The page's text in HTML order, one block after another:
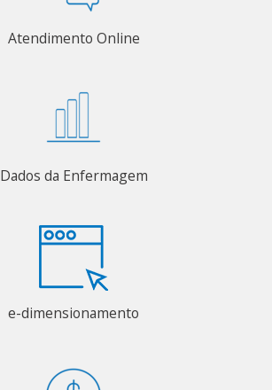
Atendimento Online
Dados da Enfermagem
e-dimensionamento